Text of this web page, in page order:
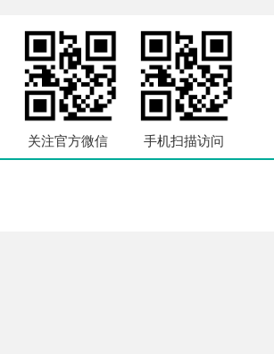
关注官方微信 手机扫描访问